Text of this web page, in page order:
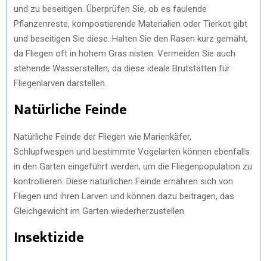
und zu beseitigen. Überprüfen Sie, ob es faulende
Pflanzenreste, kompostierende Materialien oder Tierkot gibt
und beseitigen Sie diese. Halten Sie den Rasen kurz gemäht,
da Fliegen oft in hohem Gras nisten. Vermeiden Sie auch
stehende Wasserstellen, da diese ideale Brutstätten für
Fliegenlarven darstellen.
Natürliche Feinde
Natürliche Feinde der Fliegen wie Marienkäfer,
Schlupfwespen und bestimmte Vogelarten können ebenfalls
in den Garten eingeführt werden, um die Fliegenpopulation zu
kontrollieren. Diese natürlichen Feinde ernähren sich von
Fliegen und ihren Larven und können dazu beitragen, das
Gleichgewicht im Garten wiederherzustellen.
Insektizide